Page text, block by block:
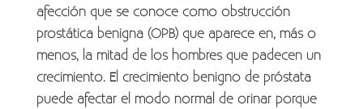
afección que se conoce como obstrucción
prostática benigna (OPB) que aparece en, más o
menos, la mitad de los hombres que padecen un
crecimiento. El crecimiento benigno de próstata
puede afectar el modo normal de orinar porque